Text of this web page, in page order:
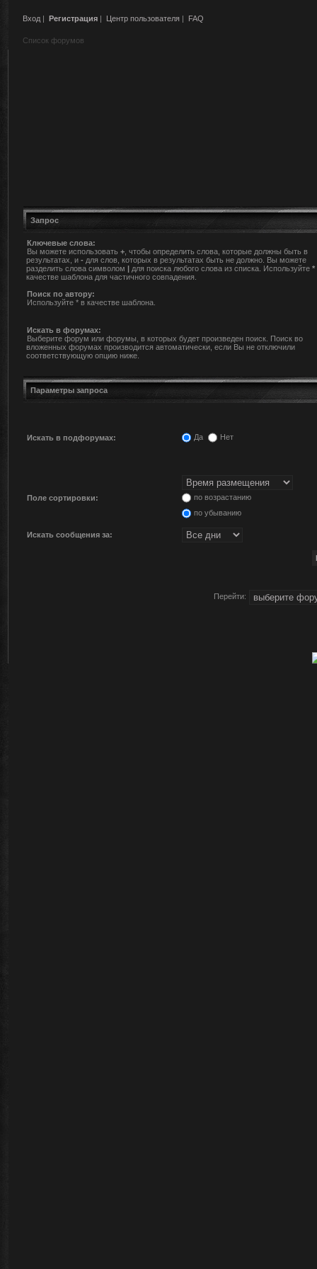
Вход | Регистрация | Центр пользователя | FAQ
Список форумов
Запрос
Ключевые слова:
Вы можете использовать + , чтобы определить слова, которые должны быть в
результатах, и - для слов, которых в результатах быть не должно. Вы можете
разделить слова символом | для поиска любого слова из списка. Используйте *
качестве шаблона для частичного совпадения.
Поиск по автору:
Используйте * в качестве шаблона.
Искать в форумах:
Выберите форум или форумы, в которых будет произведен поиск. Поиск во
вложенных форумах производится автоматически, если Вы не отключили
соответствующую опцию ниже.
Параметры запроса
Искать в подфорумах: Да Нет
Поле сортировки:
по возрастанию
по убыванию
Искать сообщения за:
Перейти: